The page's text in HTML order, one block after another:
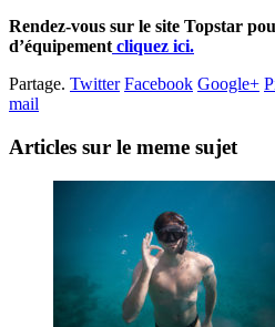
Rendez-vous sur le site Topstar
d’équipementcliquez ici.
Partage. Twitter Facebook Google+
mail
Articles sur le meme sujet